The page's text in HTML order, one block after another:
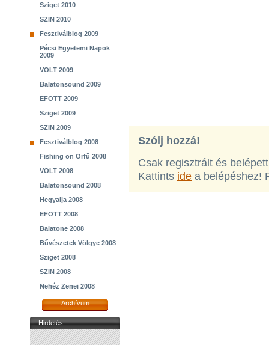
Sziget 2010
SZIN 2010
Fesztiválblog 2009
Pécsi Egyetemi Napok
2009
VOLT 2009
Balatonsound 2009
EFOTT 2009
Sziget 2009
SZIN 2009
Fesztiválblog 2008
Fishing on Orfű 2008
VOLT 2008
Balatonsound 2008
Hegyalja 2008
EFOTT 2008
Balatone 2008
Bűvészetek Völgye 2008
Sziget 2008
SZIN 2008
Nehéz Zenei 2008
Archívum
Hirdetés
Szólj hozzá!
Csak regisztrált és
Kattints ide a belépéshez!